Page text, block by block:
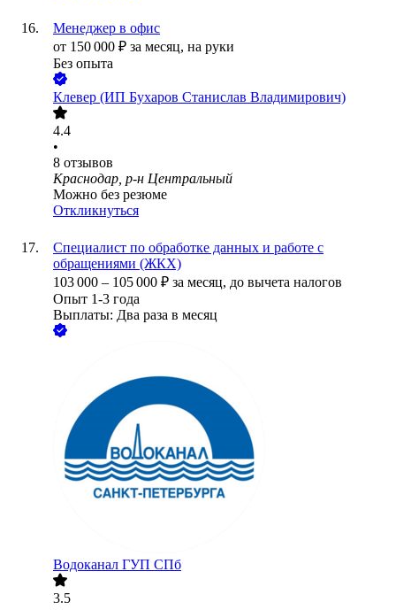
Менеджер в офис
от 150 000 ₽ за месяц, на руки
Без опыта
Клевер (ИП Бухаров Станислав Владимирович)
4.4
•
8 отзывов
Краснодар, р-н Центральный
Можно без резюме
Откликнуться
Специалист по обработке данных и работе с
обращениями (ЖКХ)
103 000 – 105 000 ₽ за месяц, до вычета налогов
Опыт 1-3 года
Выплаты: Два раза в месяц
Водоканал ГУП СПб
3.5